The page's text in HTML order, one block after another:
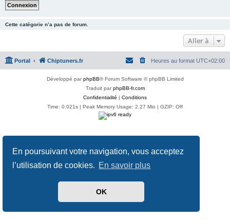
En poursuivant votre navigation, vous acceptez
l’utilisation de cookies. En savoir plus
OK
Cette catégorie n’a pas de forum.
Aller à
Portal Chiptuners.fr Heures au format UTC+02:00
Développé parphpBB® Forum Software © phpBB Limited
Traduit parphpBB-fr.com
Confidentialité | Conditions
Time: 0.021s | Peak Memory Usage: 2.27 Mio | GZIP: Off